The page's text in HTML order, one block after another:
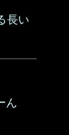
長い
ん